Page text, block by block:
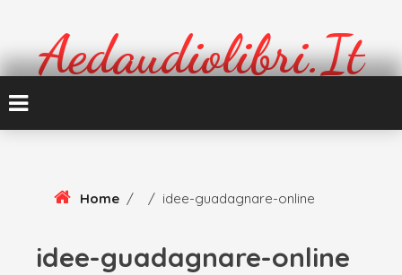
Aedaudiolibri.it
Home / / idee-guadagnare-online
idee-guadagnare-online